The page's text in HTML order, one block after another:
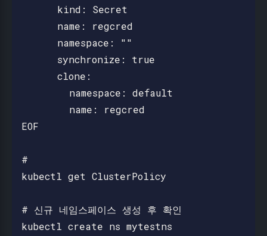
      kind: Secret
      name: regcred
      namespace: ""
      synchronize: true
      clone:
        namespace: default
        name: regcred
EOF
#
kubectl get ClusterPolicy
# 신규 네임스페이스 생성 후 확인
kubectl create ns mytestns